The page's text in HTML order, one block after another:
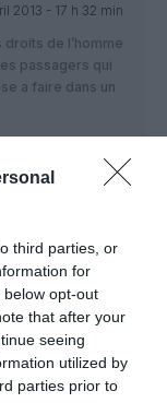
third parties, or
for
opt-out
that after your
seeing
utilized by
parties prior to
2013 - 17 h 32 min
de l’homme
passagers qui
a faire dans un